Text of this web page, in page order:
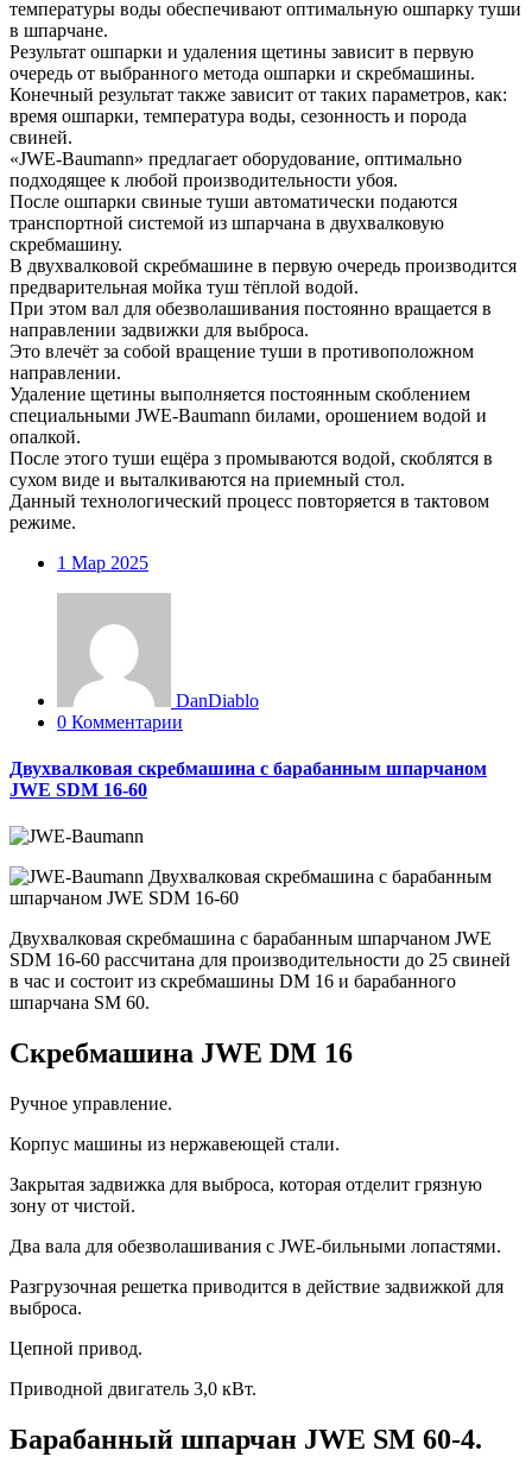
температуры воды обеспечивают оптимальную ошпарку туши
в шпарчане.
Результат ошпарки и удаления щетины зависит в первую
очередь от выбранного метода ошпарки и скребмашины.
Конечный результат также зависит от таких параметров, как:
время ошпарки, температура воды, сезонность и порода
свиней.
«JWE-Baumann» предлагает оборудование, оптимально
подходящее к любой производительности убоя.
После ошпарки свиные туши автоматически подаются
транспортной системой из шпарчана в двухвалковую
скребмашину.
В двухвалковой скребмашине в первую очередь производится
предварительная мойка туш тёплой водой.
При этом вал для обезволашивания постоянно вращается в
направлении задвижки для выброса.
Это влечёт за собой вращение туши в противоположном
направлении.
Удаление щетины выполняется постоянным скоблением
специальными JWE-Baumann билами, орошением водой и
опалкой.
После этого туши ещёра з промываются водой, скоблятся в
сухом виде и выталкиваются на приемный стол.
Данный технологический процесс повторяется в тактовом
режиме.
1 Мар 2025
DanDiablo
0 Комментарии
Двухвалковая скребмашина с барабанным шпарчаном
JWE SDM 16-60
Двухвалковая скребмашина с барабанным шпарчаном JWE
SDM 16-60 рассчитана для производительности до 25 свиней
в час и состоит из скребмашины DM 16 и барабанного
шпарчана SM 60.
Скребмашина JWE DM 16
Ручное управление.
Корпус машины из нержавеющей стали.
Закрытая задвижка для выброса, которая отделит грязную
зону от чистой.
Два вала для обезволашивания с JWE-бильными лопастями.
Разгрузочная решетка приводится в действие задвижкой для
выброса.
Цепной привод.
Приводной двигатель 3,0 кВт.
Барабанный шпарчан JWE SM 60-4.